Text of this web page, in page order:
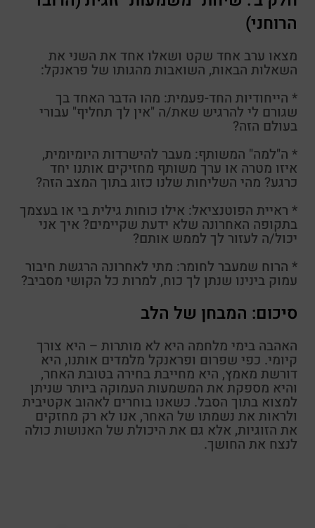
הרוחני)
מצאו ערב אחד שקט ושאלו אחד את השני את
השאלות הבאות, השואבות מהגותו של פראנקל:
* הייחודיות החד-פעמית: מהו הדבר האחד בך
שגורם לי להרגיש שאת/ה "אין לך תחליף" עבורי
בעולם הזה?
* ה"למה" המשותף: מעבר להישרדות היומיומית,
איזו מטרה או ערך משותף מחזיקים אותנו יחד
כרגע? מהי השליחות שלנו כזוג בתוך המצב הזה?
* ראיית הפוטנציאל: אילו כוחות גילית בי או בעצמך
בתקופה האחרונה שלא ידעת שקיימים? איך אני
יכול/ה לעזור לך לממש אותם?
* הרוח שמעבר לחומר: מתי לאחרונה הרגשת חיבור
עמוק בינינו שנתן לך כוח, למרות כל הקושי מסביב?
סיכום: המבחן של הלב
האהבה בימי מלחמה היא לא מותרות – היא צורך
קיומי. כפי שפרום ופראנקל מלמדים אותנו, היא
דורשת מאמץ, היא מחייבת בחירה בטובת האחר,
והיא מספקת את המשמעות העמוקה ביותר שניתן
למצוא בתוך הסבל. כשאנו בוחרים לאהוב אקטיבית
ולראות את נשמתו של האחר, אנו לא רק מחזקים
את הזוגיות, אלא גם את היכולת של האנושות כולה
לנצח את החושך.